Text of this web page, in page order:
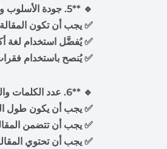
🔹 **5. جودة الأسلوب واللغة**
✅ يجب أن تكون المقالة
✅ يُفضَّل استخدام لغة
✅ يُنصح باستخدام
🔹 **6. عدد الكلمات والهيكل العام**
✅ يجب أن يكون طول المقالة بين **1000 و2000 كلمة** (ما لم
✅ يجب أن تتضمن
✅ يجب أن تحتوي